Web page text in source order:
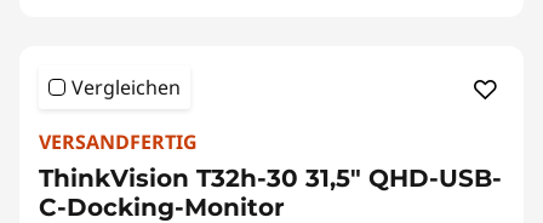
Vergleichen
VERSANDFERTIG
ThinkVision T32h-30 31,5" QHD-USB-
C-Docking-Monitor